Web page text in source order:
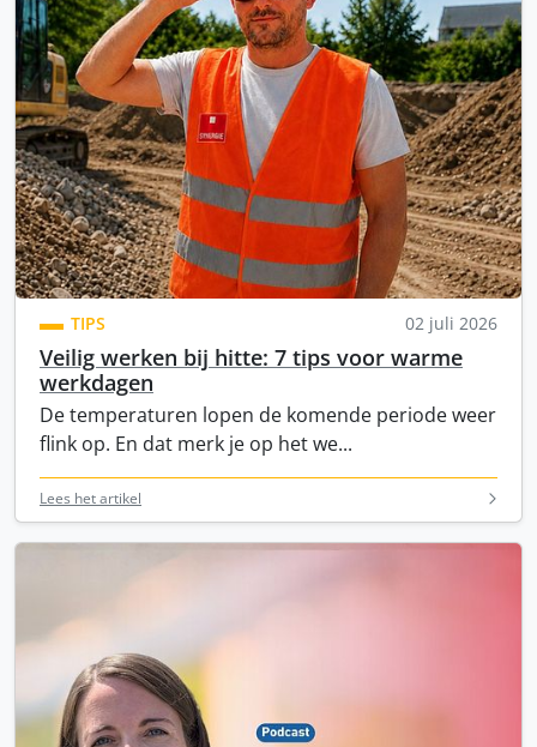
TIPS 02 juli 2026
Veilig werken bij hitte: 7 tips voor warme
werkdagen
De temperaturen lopen de komende periode weer
flink op. En dat merk je op het we...
Lees het artikel